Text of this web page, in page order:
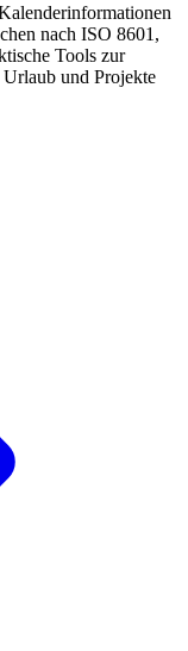
nach ISO 8601,
Tools zur
und Projekte